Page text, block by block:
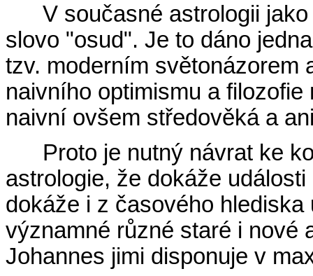
V současné astrologii
slovo "osud". Je to dáno
tzv. moderním světonázorem
naivního optimismu a
naivní ovšem středověká a
Proto je nutný návrat ke
astrologie, že dokáže
dokáže i z časového
významné různé staré i nové
Johannes jimi disponuje v